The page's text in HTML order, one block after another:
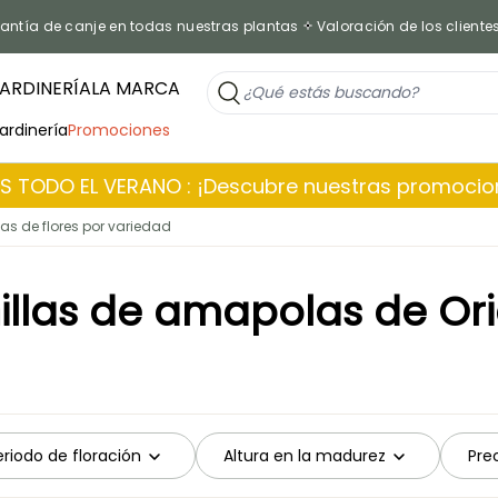
de canje en todas nuestras plantas Valoración de los
LA MARCA
Promociones
TODO EL VERANO : ¡Descubre nuestras
de flores por variedad
de amapolas de
de floración Altura en la madurez